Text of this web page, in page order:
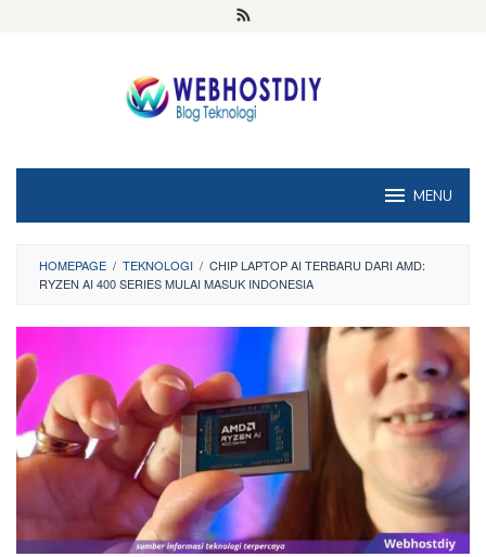
MENU
HOMEPAGE / TEKNOLOGI / CHIP LAPTOP AI TERBARU DARI AMD:
RYZEN AI 400 SERIES MULAI MASUK INDONESIA